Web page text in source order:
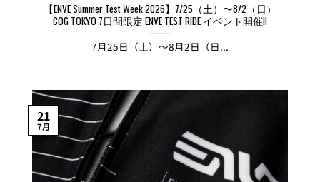
【ENVE Summer Test Week 2026】7/25（土）〜8/2（日）
COG TOKYO 7日間限定 ENVE TEST RIDE イベント開催!!
7月25日（土）〜8月2日（日...
21
7月